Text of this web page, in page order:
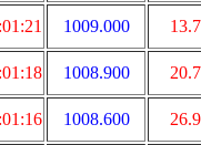
1009.000 13.7
1008.900 20.7
1008.600 26.9